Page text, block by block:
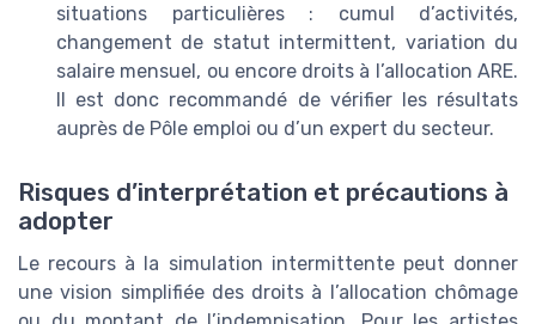
situations particulières : cumul d’activités,
changement de statut intermittent, variation du
salaire mensuel, ou encore droits à l’allocation ARE.
Il est donc recommandé de vérifier les résultats
auprès de Pôle emploi ou d’un expert du secteur.
Risques d’interprétation et précautions à
adopter
Le recours à la simulation intermittente peut donner
une vision simplifiée des droits à l’allocation chômage